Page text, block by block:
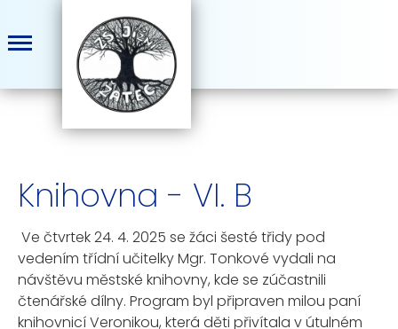
Knihovna - VI. B
Ve čtvrtek 24. 4. 2025 se žáci šesté třidy pod
vedením třídní učitelky Mgr. Tonkové vydali na
návštěvu městské knihovny, kde se zúčastnili
čtenářské dílny. Program byl připraven milou paní
knihovnicí Veronikou, která děti přivítala v útulném